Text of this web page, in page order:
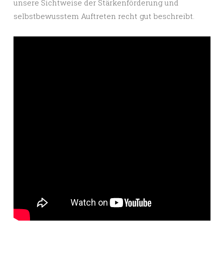
unsere Sichtweise der Stärkenförderung und
selbstbewusstem Auftreten recht gut beschreibt.